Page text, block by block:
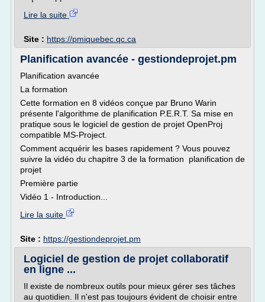
Lire la suite
Site : https://pmiquebec.qc.ca
Planification avancée - gestiondeprojet.pm
Planification avancée
La formation
Cette formation en 8 vidéos conçue par Bruno Warin
présente l'algorithme de planification P.E.R.T. Sa mise en
pratique sous le logiciel de gestion de projet OpenProj
compatible MS-Project.
Comment acquérir les bases rapidement ? Vous pouvez
suivre la vidéo du chapitre 3 de la formation planification de
projet
Première partie
Vidéo 1 - Introduction...
Lire la suite
Site : https://gestiondeprojet.pm
Logiciel de gestion de projet collaboratif
en ligne ...
Il existe de nombreux outils pour mieux gérer ses tâches
au quotidien. Il n'est pas toujours évident de choisir entre